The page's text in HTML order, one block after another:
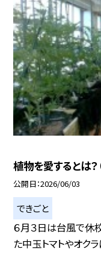
植物を愛するとは？
公開日 2026/06/03
できごと
６月３日は台風で休
た中玉トマトやオク